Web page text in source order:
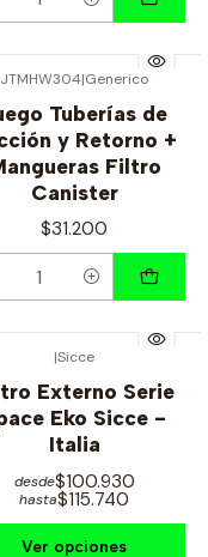
JTMHW304|Generico
Tuberías de
y Retorno +
Filtro
Canister
$31.200
|Sicce
Externo Serie
Eko Sicce -
Italia
desde$100.930
hasta$115.740
Ver opciones